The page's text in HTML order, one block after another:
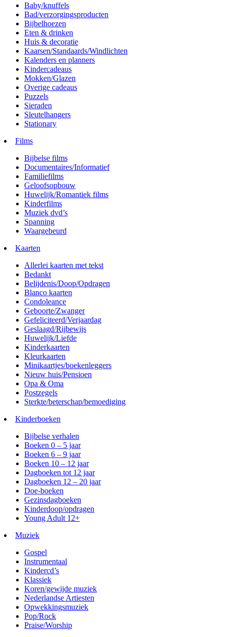
Baby/knuffels
Bad/verzorgingsproducten
Bijbelhoezen
Eten & drinken
Huis & decoratie
Kaarsen/Standaards/Windlichten
Kalenders en planners
Kindercadeaus
Mokken/Glazen
Overige cadeaus
Puzzels
Sieraden
Sleutelhangers
Stationary
Films
Bijbelse films
Documentaires/Informatief
Familiefilms
Geloofsopbouw
Huwelijk/Romantiek films
Kinderfilms
Muziek dvd’s
Spanning
Waargebeurd
Kaarten
Allerlei kaarten met tekst
Bedankt
Belijdenis/Doop/Opdragen
Blanco kaarten
Condoleance
Geboorte/Zwanger
Gefeliciteerd/Verjaardag
Geslaagd/Rijbewijs
Huwelijk/Liefde
Kinderkaarten
Kleurkaarten
Minikaartjes/boekenleggers
Nieuw huis/Pensioen
Opa & Oma
Postzegels
Sterkte/beterschap/bemoediging
Kinderboeken
Bijbelse verhalen
Boeken 0 – 5 jaar
Boeken 6 – 9 jaar
Boeken 10 – 12 jaar
Dagboeken tot 12 jaar
Dagboeken 12 – 20 jaar
Doe-boeken
Gezinsdagboeken
Kinderdoop/opdragen
Young Adult 12+
Muziek
Gospel
Instrumentaal
Kindercd’s
Klassiek
Koren/gewijde muziek
Nederlandse Artiesten
Opwekkingsmuziek
Pop/Rock
Praise/Worship